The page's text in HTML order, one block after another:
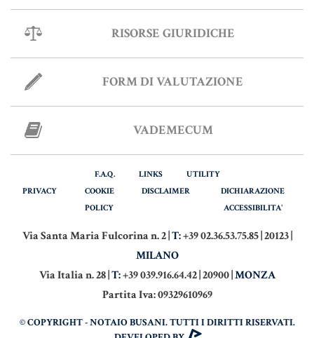
Informative Generali
AUTOCERTIFICAZIONE
VERIFICA FIRMA DIGITALE
VADEMECUM
RISORSE GIURIDICHE
FORM DI VALUTAZIONE
VADEMECUM
F.A.Q. LINKS
UTILITY
PRIVACY
COOKIE
POLICY
DISCLAIMER
DICHIARAZIONE
ACCESSIBILITA'
Via Santa Maria Fulcorina n. 2 | T:+39 02.36.53.75.85 | 20123 |
MILANO
Via Italia n. 28 | T:+39 039.916.64.42 | 20900 | MONZA
Partita Iva: 09329610969
© COPYRIGHT - NOTAIO BUSANI. TUTTI I DIRITTI RISERVATI.